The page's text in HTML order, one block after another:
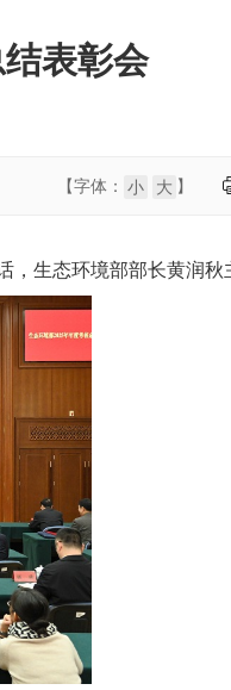
表彰会
【字体： 小 大 】
生态环境部部长黄润秋